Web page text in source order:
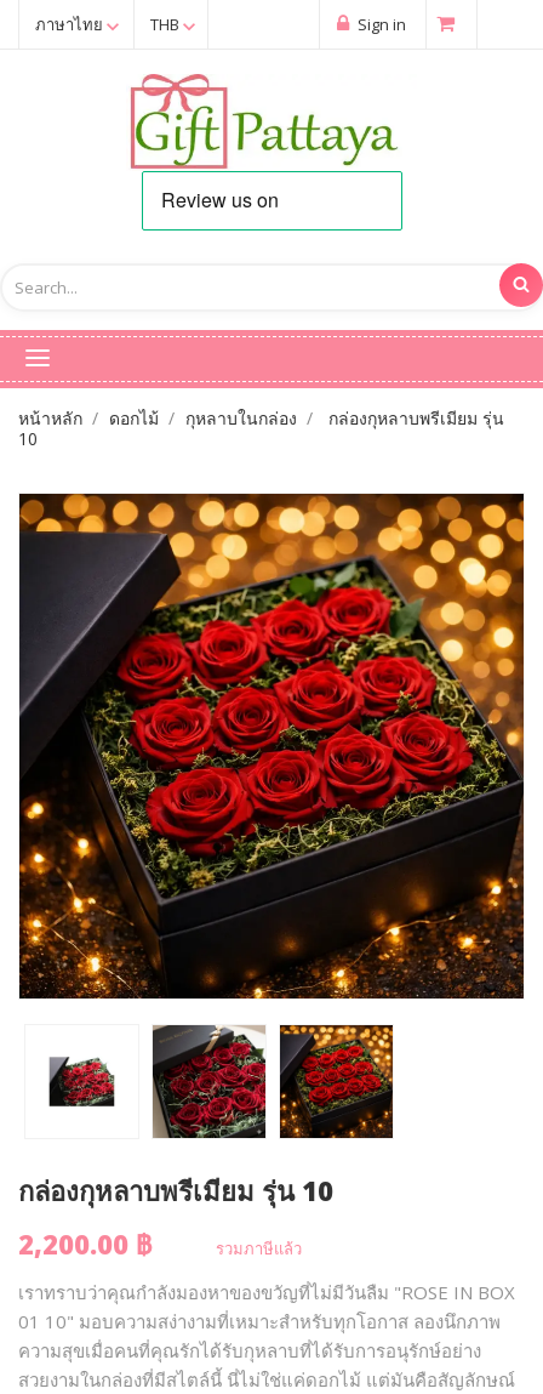
ภาษาไทย THB Sign in
หน้าหลัก ดอกไม้ กุหลาบในกล่อง
กล่องกุหลาบพรีเมียม รุ่น
10
กล่องกุหลาบพรีเมียม รุ่น 10
2,200.00 ฿
รวมภาษีแล้ว
เราทราบว่าคุณกำลังมองหาของขวัญที่ไม่มีวันลืม "ROSE IN BOX
01 10" มอบความสง่างามที่เหมาะสำหรับทุกโอกาส ลองนึกภาพ
ความสุขเมื่อคนที่คุณรักได้รับกุหลาบที่ได้รับการอนุรักษ์อย่าง
สวยงามในกล่องที่มีสไตล์นี้ นี่ไม่ใช่แค่ดอกไม้ แต่มันคือสัญลักษณ์